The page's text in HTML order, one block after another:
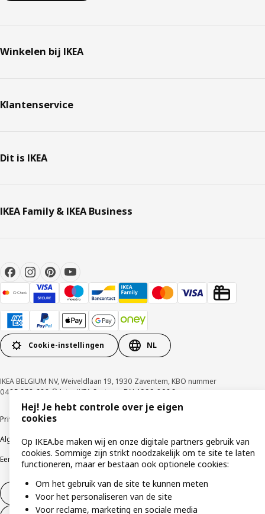
Winkelen bij IKEA
Klantenservice
Dit is IKEA
IKEA Family & IKEA Business
Cookie-instellingen NL
IKEA BELGIUM NV, Weiveldlaan 19, 1930 Zaventem, KBO nummer
0425.258.688 © Inter IKEA Systems B.V. 1999-2026
PrivacybeleidCookiebeleid
Algemene contractvoorwaardenResponsible Disclosure Program
Een etische bezorgdheid uitenKlachten
Herroeping van contract
Hej! Je hebt controle over je eigen
cookies
Op IKEA.be maken wij en onze digitale partners gebruik van
cookies. Sommige zijn strikt noodzakelijk om te site te laten
functioneren, maar er bestaan ook optionele cookies:
Om het gebruik van de site te kunnen meten
Voor het personaliseren van de site
Voor reclame, marketing en sociale media